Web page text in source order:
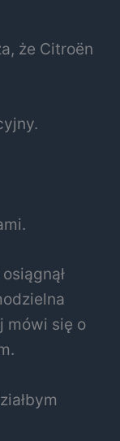
że Citroën
mówi się o